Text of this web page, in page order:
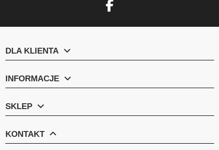
DLA KLIENTA
INFORMACJE
SKLEP
KONTAKT